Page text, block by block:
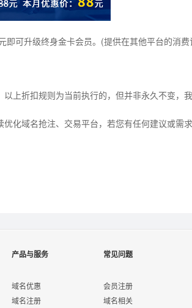
即可升级终身金卡会员。(提供在其他平台的消
以上折扣规则为当前执行的，但并非永久不变，
优化域名抢注、交易平台，若您有任何建议或需
产品与服务
域名优惠
域名注册
常见问题
会员注册
域名相关